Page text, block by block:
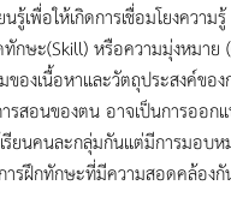
นรู้เพื่อให้เกิดการเชื่อมโยงควา
กษะ(Skill) หรือความมุ่งหมาย
งเนื้อหาและวัตถุประสงค์ของ
รสอนของตน อาจเป็นการออก
รียนคนละกลุ่มกันแต่มีการมอบ
ารฝึกทักษะที่มีความสอดคล้อง